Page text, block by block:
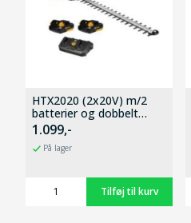
HTX2020 (2x20V) m/2
batterier og dobbelt
hurtiglader
1.099,-
På lager